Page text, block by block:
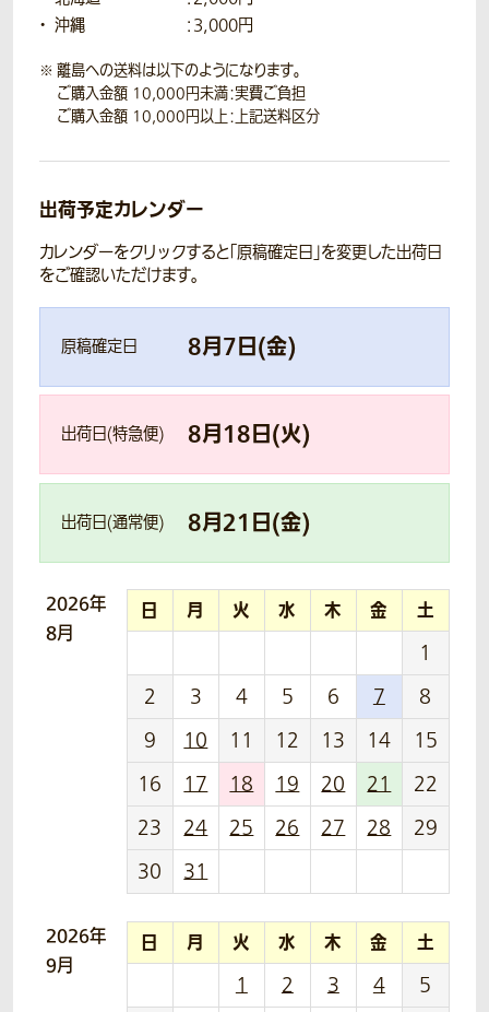
沖縄
：3,000円
離島への送料は以下のようになります。
ご購入金額 10,000円未満：実費ご負担
ご購入金額 10,000円以上：上記送料区分
出荷予定カレンダー
カレンダーをクリックすると「原稿確定日」を変更した出荷日
をご確認いただけます。
原稿確定日 8月7日(金)
出荷日(特急便) 8月18日(火)
出荷日(通常便) 8月21 日(金)
2026年
8月
日 月 火 水 木 金 土
1
2
3 4 5 6 7
8
9
10 11 12 13 14
15
16
17 18 19 20 21
22
23
24 25 26 27 28
29
30
31
2026年
9月
日 月 火 水 木 金 土
1 2 3 4
5